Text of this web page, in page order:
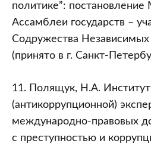
политике”:
Ассамблеи государств –
Содружества Независимых
(принято в г. Санкт-
11. Полящук, Н.А.
(антикоррупционной)
международно-правовых
с преступностью и